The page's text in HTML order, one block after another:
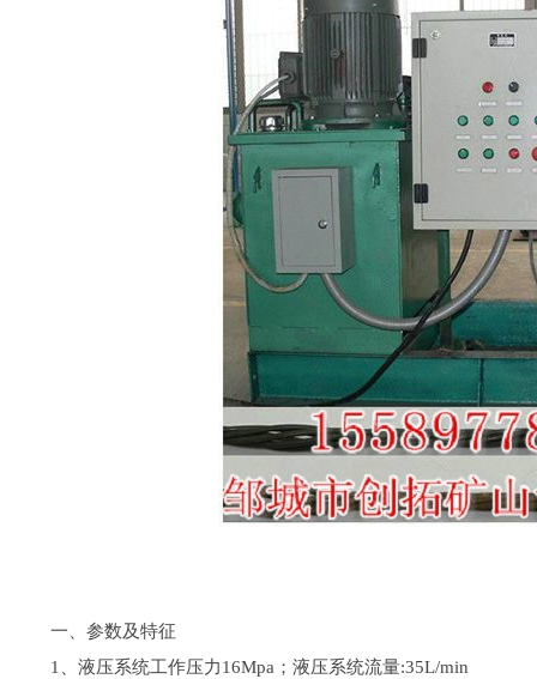
一、参数及特征
1、液压系统工作压力16Mpa；液压系统流量:35L/min